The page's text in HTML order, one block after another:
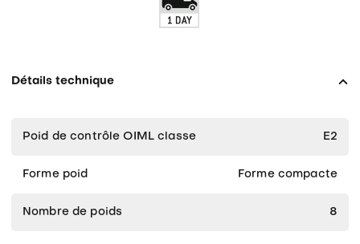
Détails technique
Poid de contrôle OIML classe E2
Forme poid Forme compacte
Nombre de poids 8